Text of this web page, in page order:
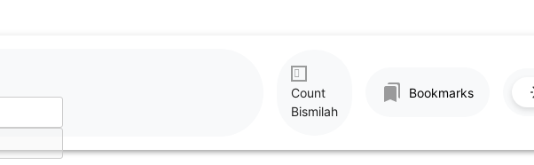
Count
Bismilah
Bookmarks